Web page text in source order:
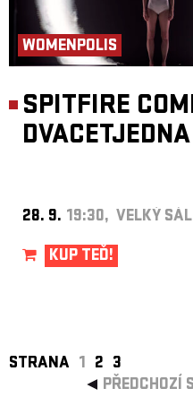
WOMENPOLIS
SPITFIRE
DVACETJEDNA
28. 9. 19:30, VELKÝ SÁL
KUP TEĎ!
STRANA 1 2 3
PŘEDCHOZÍ